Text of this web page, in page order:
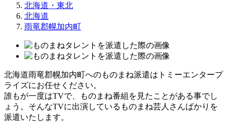
北海道・東北
北海道
雨竜郡幌加内町
北海道雨竜郡幌加内町へのものまね派遣はトミーエンタープ
ライズにお任せください。
誰もが一度はTVで、ものまね番組を見たことがある事でし
ょう。そんなTVに出演しているものまね芸人さんばかりを
派遣いたします。